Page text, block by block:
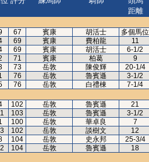
距離
67 賓康 胡活士 多個馬位
69 賓康 費柏龍 11
69 賓康 胡活士 6-1/2
71 賓康 柏葛 9
73 岳敦 陳俊輝 20-1/4
76 岳敦 魯賓遜 3-1/2
76 岳敦 白禮棟 7-1/4
102 岳敦 魯賓遜 21
103 岳敦 魯賓遜 3-1/2
100 岳敦 華卓良 7
102 岳敦 談樹文 12
104 岳敦 史永邦 25-3/4
104 岳敦 魯賓遜 18